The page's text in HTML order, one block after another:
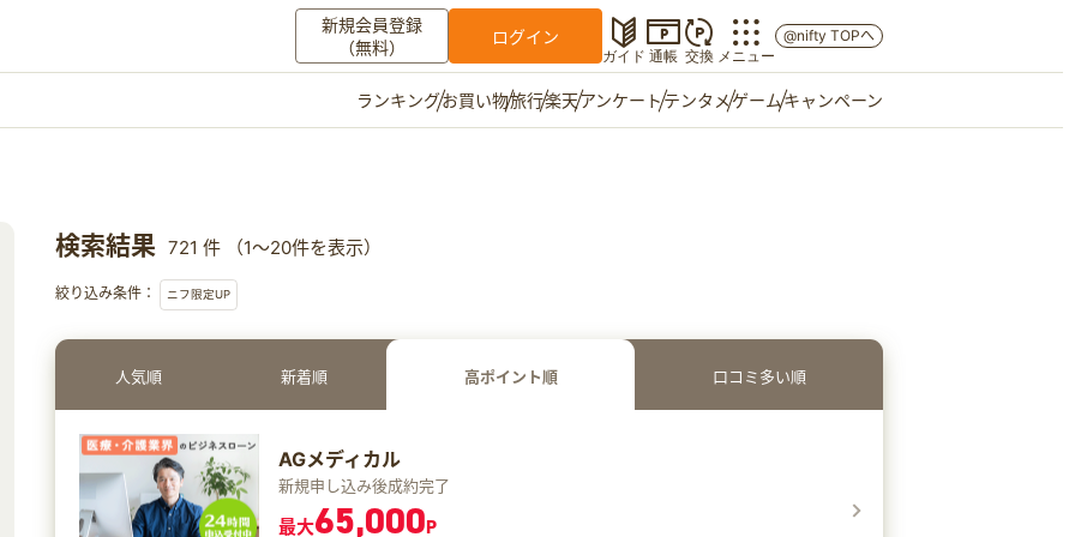
新規会員登録
（無料）
ログイン
ガイド 通帳 交換 メニュー
その他
お知らせ
初心者ガイド
@nifty TOPへ
ランキングお買い物旅行楽天アンケートテンタメゲームキャンペーン
検索結果 721 件 （1～20件を表示）
絞り込み条件： ニフ限定UP
人気順 新着順 高ポイント順 口コミ多い順
AGメディカル
新規申し込み後成約完了
最大65,000P